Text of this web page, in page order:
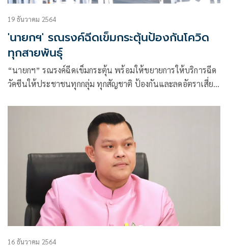
19 ธันวาคม 2564
'นายกฯ' รณรงค์ฉีดเข็มกระตุ้นป้องกันโควิด
ทุกสายพันธุ์
“นายกฯ” รณรงค์ฉีดเข็มกระตุ้น พร้อมให้ขยายการให้บริการฉีด
วัคซีนให้ประชาชนทุกกลุ่ม ทุกสัญชาติ ป้องกันและลดอัตราเสี่ยง
16 ธันวาคม 2564